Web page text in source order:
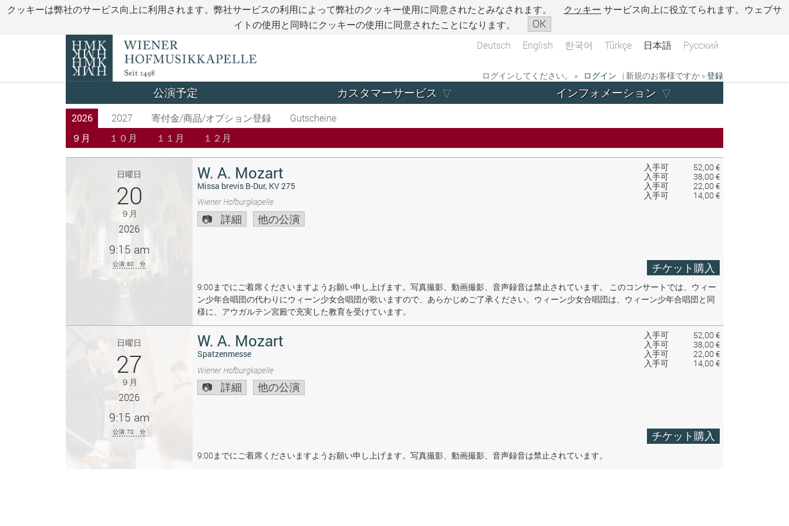
クッキーは弊社のサービス向上に利用されます。弊社サービスの利用によって弊社のクッキー使用に同意されたとみなされます。 クッキー サービス向上に役立てられます。ウェブサ
イトの使用と同時にクッキーの使用に同意されたことになります。
OK
Deutsch English 한국어 Türkçe 日本語 Русский
ログインしてください。 » ログイン | 新規のお客様ですか »登録
公演予定 カスタマーサービス インフォメーション
2026 2027 寄付金/商品/オプション登録
Gutscheine
９月
１０月 １１月 １２月
入手可
52,00 €
入手可
38,00 €
入手可
22,00 €
入手可
14,00 €
日曜日
20
９月
2026
9:15 am
公演: 80 分
W. A. Mozart
Missa brevis B-Dur, KV 275
Wiener Hofburgkapelle
詳細 他の公演
チケット購入
9:00までにご着席くださいますようお願い申し上げます。写真撮影、動画撮影、音声録音は禁止されています。 このコンサートでは、ウィー
ン少年合唱団の代わりにウィーン少女合唱団が歌いますので、あらかじめご了承ください。ウィーン少女合唱団は、ウィーン少年合唱団と同
様に、アウガルテン宮殿で充実した教育を受けています。
入手可
52,00 €
入手可
38,00 €
入手可
22,00 €
入手可
14,00 €
日曜日
27
９月
2026
9:15 am
公演: 70 分
W. A. Mozart
Spatzenmesse
Wiener Hofburgkapelle
詳細 他の公演
チケット購入
9:00までにご着席くださいますようお願い申し上げます。写真撮影、動画撮影、音声録音は禁止されています。